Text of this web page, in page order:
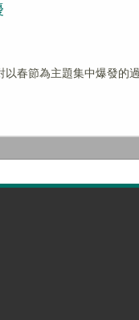
以春節為主題集中爆發的